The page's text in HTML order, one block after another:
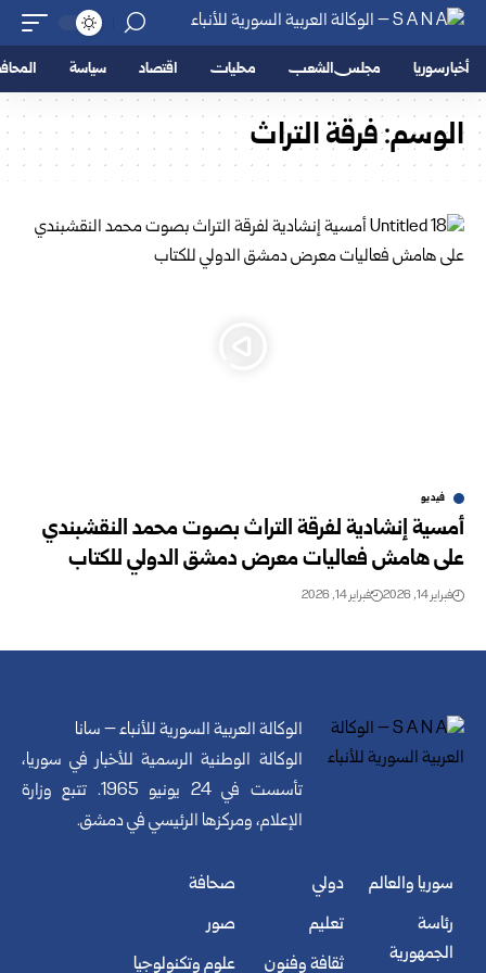
أخبار سوريا مجلس الشعب محليات اقتصاد سياسة
الوسم:فرقة التراث
فيديو
أمسية إنشادية لفرقة التراث بصوت محمد النقشبندي
على هامش فعاليات معرض دمشق الدولي للكتاب
فبراير 14, 2026 فبراير 14, 2026
الوكالة العربية السورية للأنباء – سانا
الوكالة الوطنية الرسمية للأخبار في سوريا،
تأسست في 24 يونيو 1965. تتبع وزارة
الإعلام، ومركزها الرئيسي في دمشق.
سوريا والعالم
رئاسة
الجمهورية
دولي
تعليم
ثقافة وفنون
صحافة
صور
علوم وتكنولوجيا